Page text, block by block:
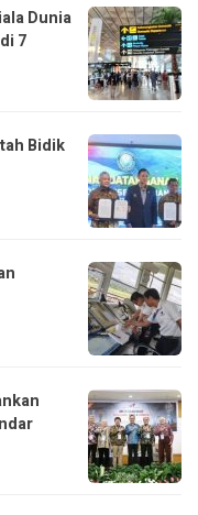
Dunia
7
Bidik